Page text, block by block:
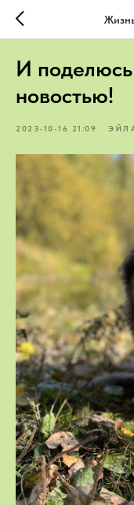
И
новостью!
2023-10-16 21:09